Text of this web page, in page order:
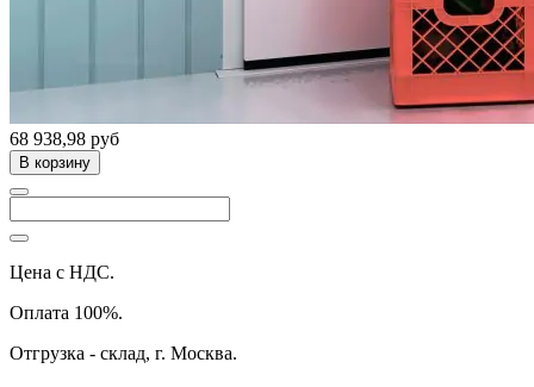
68 938,98 руб
В корзину
Цена с НДС.
Оплата 100%.
Отгрузка - склад, г. Москва.